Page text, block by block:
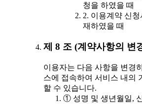
청을 하였을 때
2. 이용계약 신청
재하였을 때
제 8 조 (계약사항의 변
이용자는 다음 사항을 변경
스에 접속하여 서비스 내의
할 수 있습니다.
① 성명 및 생년월일,